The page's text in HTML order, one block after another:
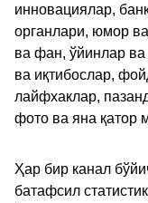
инновациялар,
органлари, юмор
ва фан, ўйинлар
ва иқтибослар,
лайфхаклар,
фото ва яна қатор
Ҳар бир канал
батафсил